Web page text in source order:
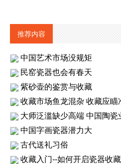
推荐内容
中国艺术市场没规矩
民窑瓷器也会有春天
紫砂壶的鉴赏与收藏
收藏市场鱼龙混杂 收藏应瞄
大师泛滥缺少高端 中国陶瓷
中国字画瓷器潜力大
古代送礼习俗
收藏入门--如何开启瓷器收